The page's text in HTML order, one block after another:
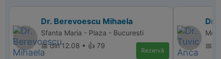
Dr. Berevoescu Mihaela
Sfanta Maria - Plaza - Bucuresti
📅 din 12.08 • 👍 79
Rezervă
Dr.
📅